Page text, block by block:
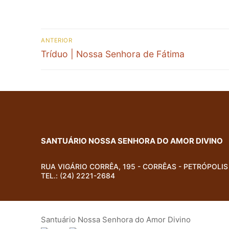
ANTERIOR
Tríduo | Nossa Senhora de Fátima
SANTUÁRIO NOSSA SENHORA DO AMOR DIVINO
RUA VIGÁRIO CORRÊA, 195 - CORRÊAS -
TEL.: (24) 2221-2684
Santuário Nossa Senhora do Amor Divino